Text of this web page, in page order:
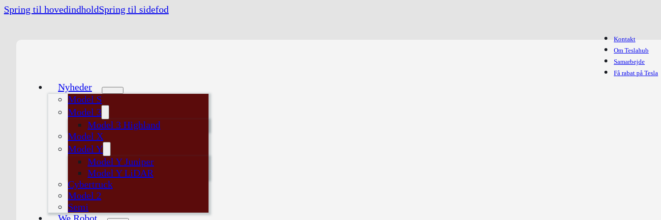
Spring til hovedindholdSpring til sidefod
Kontakt
Om Teslahub
Samarbejde
Få rabat på Tesla
Nyheder
Model S
Model 3
Model 3 Highland
Model X
Model Y
Model Y Juniper
Model Y LiDAR
Cybertruck
Model 2
Semi